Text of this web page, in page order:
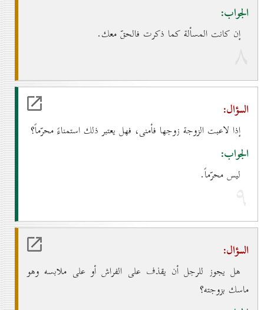
الجواب:
إن كانت المسألة كما ذكرت فالحقّ معك.
۸
السؤال:
إذا لاعبت الزوجة زوجها فأمنى، فهل يعتبر ذلك استمناءً محرّماً؟
الجواب:
ليس محرّماً.
۹
السؤال:
هل يجوز للرجل أن يقذف على الفراش أو على ملابسه وهو
ماسك بزوجته؟